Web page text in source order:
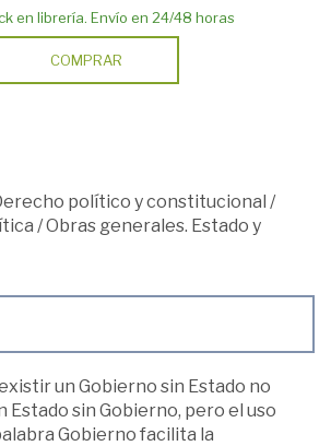
en librería. Envío en 24/48 horas
COMPRAR
político y constitucional /
/Obras generales. Estado y
un Gobierno sin Estado no
Estado sin Gobierno, pero el uso
Gobierno facilita la